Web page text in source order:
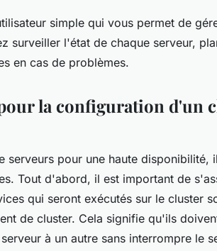
simple qui vous permet de
surveiller l'état de chaque serveur,
en cas de problèmes.
la configuration d'un
pour une haute disponibilité,
Tout d'abord, il est important de
qui seront exécutés sur le cluster
de cluster. Cela signifie qu'ils
à un autre sans interrompre le